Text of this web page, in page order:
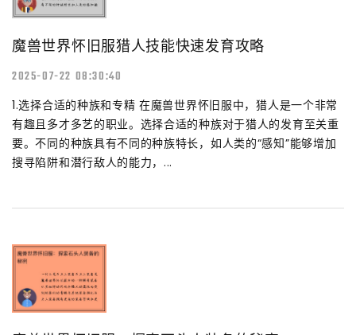
魔兽世界怀旧服猎人技能快速发育攻略
2025-07-22 08:30:40
1.选择合适的种族和专精 在魔兽世界怀旧服中，猎人是一个非常
有趣且多才多艺的职业。选择合适的种族对于猎人的发育至关重
要。不同的种族具有不同的种族特长，如人类的“感知”能够增加
搜寻陷阱和潜行敌人的能力，...